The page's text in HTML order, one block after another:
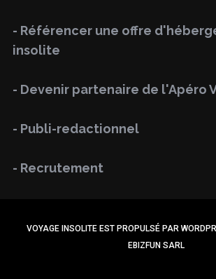
f
o
:
- Référencer une offre
insolite
- Devenir partenaire de l'Apéro
- Publi-redactionnel
- Recrutement
VOYAGE INSOLITE EST PROPULSÉ PAR
EBIZFUN SARL